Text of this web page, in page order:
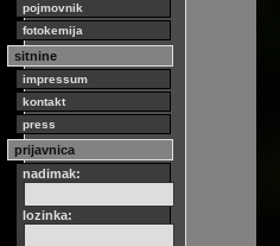
pojmovnik
fotokemija
sitnine
impressum
kontakt
press
prijavnica
nadimak:
lozinka: